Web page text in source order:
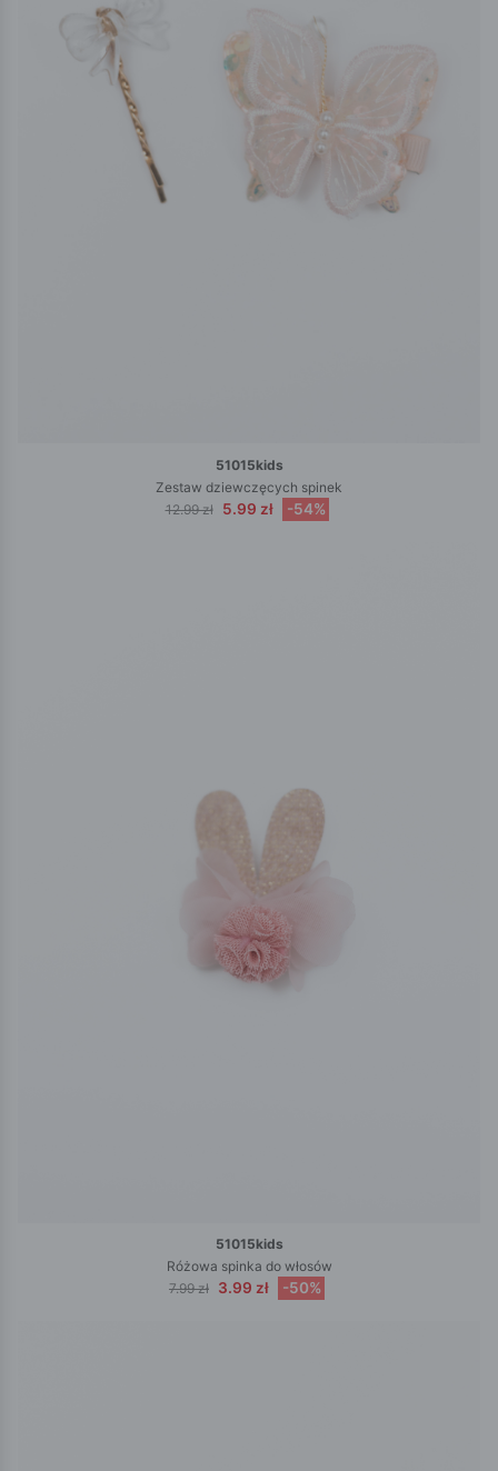
51015kids
Zestaw dziewczęcych spinek
12.99 zł
5.99 zł -54%
51015kids
Różowa spinka do włosów
7.99 zł 3.99 zł -50%